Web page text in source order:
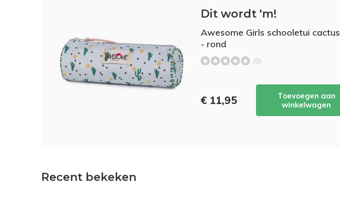
Dit wordt 'm!
Awesome Girls schooletui cactus
- rond
(0)
€ 11,95
Toevoegen aan
winkelwagen
Recent bekeken